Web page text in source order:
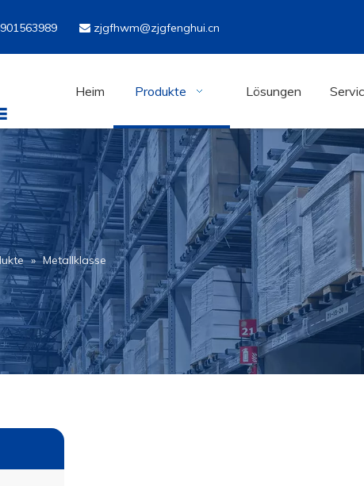
 zjgfhwm@zjgfenghui.cn
Heim Produkte Lösungen
» Metallklasse